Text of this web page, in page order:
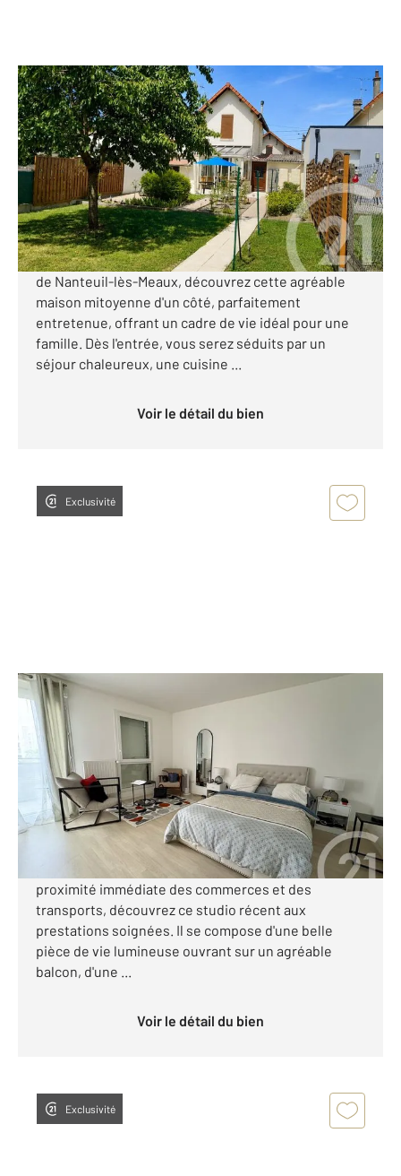
NANTEUIL LES MEAUX 77
80,88 m2, 4 pièces
Ref : 2883
Maison à vendre
249 000 €
Visiter le site dédié
Située dans un environnement calme et recherché
de Nanteuil-lès-Meaux, découvrez cette agréable
maison mitoyenne d'un côté, parfaitement
entretenue, offrant un cadre de vie idéal pour une
famille. Dès l'entrée, vous serez séduits par un
séjour chaleureux, une cuisine ...
Voir le détail du bien
Exclusivité
MEAUX 77
28,85 m
, 1 pièce
Ref : 2863
Appartement à vendre
138 297 €
Visiter le site dédié
À Meaux, dans le secteur recherché de Foch, à
proximité immédiate des commerces et des
transports, découvrez ce studio récent aux
prestations soignées. Il se compose d'une belle
pièce de vie lumineuse ouvrant sur un agréable
balcon, d'une ...
Voir le détail du bien
Exclusivité